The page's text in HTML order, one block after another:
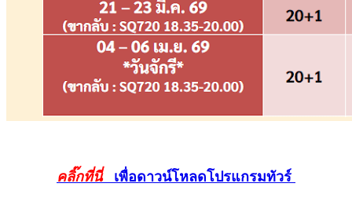
คลิ๊กที่นี่ เพื่อดาวน์โหลดโปรแกรมทัวร์